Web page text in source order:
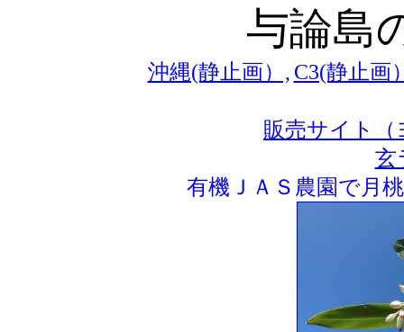
与論島
沖縄(静止画）, C3(静止画
販売サイト
玄
有機ＪＡＳ農園で月